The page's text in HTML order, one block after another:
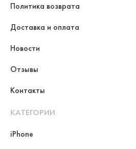
Политика возврата
Доставка и оплата
Новости
Отзывы
Контакты
КАТЕГОРИИ
iPhone